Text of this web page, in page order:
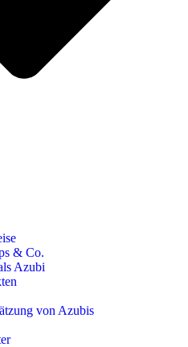
& Co.
Azubi
von Azubis